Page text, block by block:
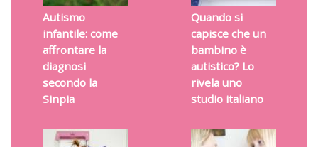
Autismo
infantile: come
affrontare la
diagnosi
secondo la
Sinpia
Quando si
capisce che un
bambino è
autistico? Lo
rivela uno
studio italiano